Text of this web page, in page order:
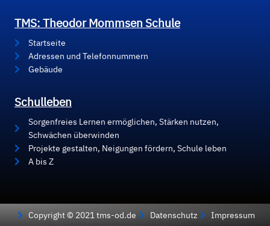
TMS: Theodor Mommsen Schule
Startseite
Adressen und Telefonnummern
Gebäude
Schulleben
Sorgenfreies Lernen ermöglichen, Stärken nutzen,
Schwächen überwinden
Projekte gestalten, Neigungen fördern, Schule leben
A bis Z
Copyright © 2021 tms-od.de Datenschutz Impressum